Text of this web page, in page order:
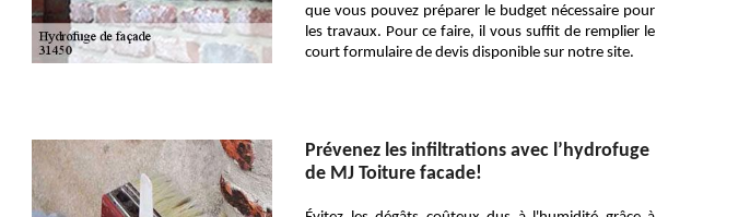
que vous pouvez préparer le budget nécessaire pour
les travaux. Pour ce faire, il vous suffit de remplier le
court formulaire de devis disponible sur notre site.
Prévenez les infiltrations avec l’hydrofuge
de MJ Toiture facade!